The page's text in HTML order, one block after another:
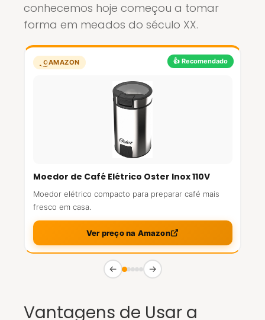
conhecemos hoje começou a tomar
forma em meados do século XX.
👍 Recomendado
AMAZON
Moedor de Café Elétrico Oster Inox 110V
Moedor elétrico compacto para preparar café mais
fresco em casa.
Ver preço na Amazon
← →
Vantagens de Usar a